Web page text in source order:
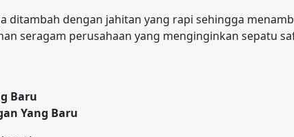
ditambah dengan jahitan yang rapi sehingga
seragam perusahaan yang menginginkan sepatu
Baru
Yang Baru